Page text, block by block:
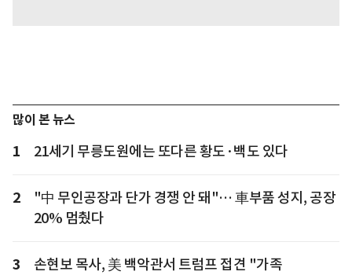
많이 본 뉴스
1 21세기 무릉도원에는 또다른 황도·백도 있다
2
"中 무인공장과 단가 경쟁 안 돼"… 車부품 성지, 공장
20% 멈췄다
3
손현보 목사, 美 백악관서 트럼프 접견 "가족